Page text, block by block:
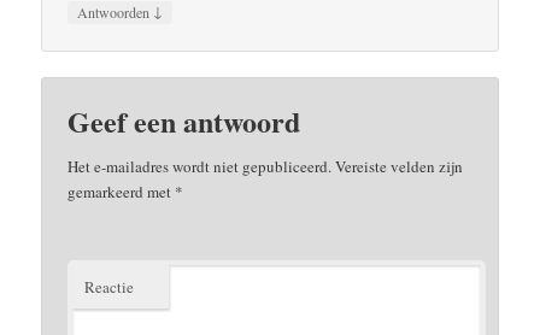
Antwoorden ↓
Geef een antwoord
Het e-mailadres wordt niet gepubliceerd.Vereiste velden zijn
gemarkeerd met *
Reactie